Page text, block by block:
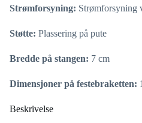
Strømforsyning: Strømforsyning
Støtte: Plassering på pute
Bredde på stangen: 7 cm
Dimensjoner på festebraketten:
Beskrivelse